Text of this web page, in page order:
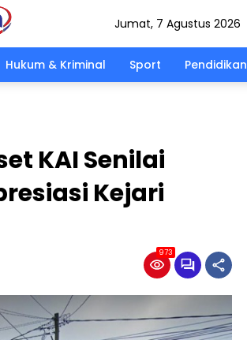
Jumat, 7 Agustus 2026
Hukum & Kriminal Sport Pendidikan
KAI Senilai
Kejari
973